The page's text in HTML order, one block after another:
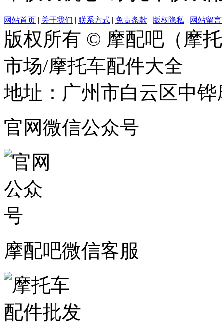
网站首页 | 关于我们 | 联系方式 | 免责条款 | 版权隐私 | 网站留言
版权所有 © 摩配吧（摩
市场/摩托车配件大全
地址：广州市白云区中
官网微信公众号
摩配吧微信客服